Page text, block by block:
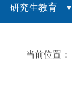
研究生教育
当前位置：